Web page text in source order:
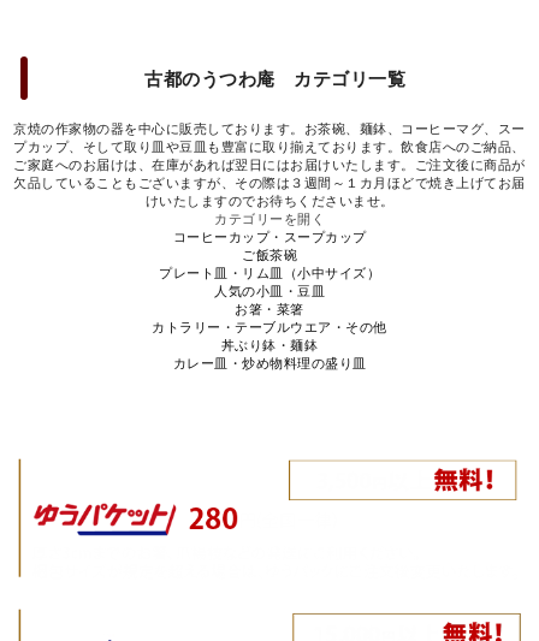
古都のうつわ庵 カテゴリ一覧
京焼の作家物の器を中心に販売しております。お茶碗、麺鉢、コーヒーマグ、スー
プカップ、そして取り皿や豆皿も豊富に取り揃えております。飲食店へのご納品、
ご家庭へのお届けは、在庫があれば翌日にはお届けいたします。ご注文後に商品が
欠品していることもございますが、その際は３週間～１カ月ほどで焼き上げてお届
けいたしますのでお待ちくださいませ。
カテゴリーを開く
コーヒーカップ・スープカップ
ご飯茶碗
プレート皿・リム皿（小中サイズ）
人気の小皿・豆皿
お箸・菜箸
カトラリー・テーブルウエア・その他
丼ぶり鉢・麺鉢
カレー皿・炒め物料理の盛り皿